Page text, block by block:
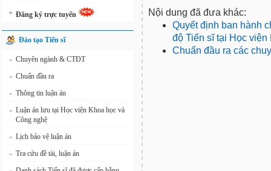
» Đăng ký trực tuyến
Đào tạo Tiến sĩ
» Chuyên ngành & CTĐT
» Chuẩn đầu ra
» Thông tin luận án
» Luận án lưu tại Học viện Khoa học và
Công nghệ
» Lịch bảo vệ luận án
» Tra cứu đề tài, luận án
Nội dung đã đưa khác:
Quyết định ban hành
độ Tiến sĩ tại Học
Chuẩn đầu ra các